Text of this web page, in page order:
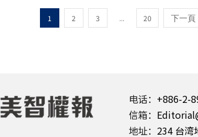
1 2 3 ... 20
电话： +886-2-
信箱：
地址： 234 台湾